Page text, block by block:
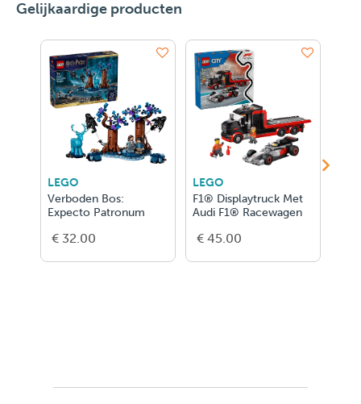
Gelijkaardige producten
LEGO
Verboden Bos:
Expecto Patronum
€ 32.00
LEGO
F1® Displaytruck Met
Audi F1® Racewagen
€ 45.00